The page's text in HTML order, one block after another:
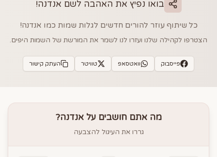
בואו נפיץ את האהבה לשם אנדנה!
כל שיתוף עוזר להורים חדשים לגלות שמות כמו אנדנה!
הצטרפו לקהילה שלנו ועזרו לנו לשמר את המורשת של השמות היפים.
פייסבוק וואטסאפ טוויטר העתק קישור
מה אתם חושבים עלאנדנה?
גררו את העיגול להצבעה